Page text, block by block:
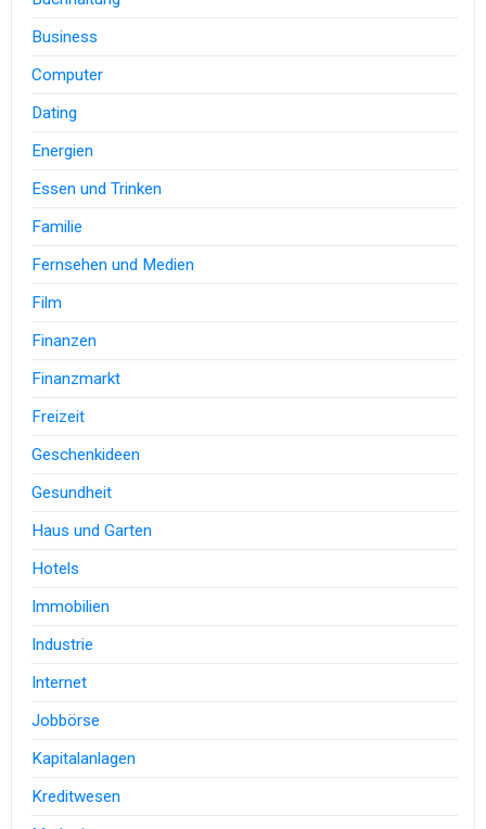
Business
Computer
Dating
Energien
Essen und Trinken
Familie
Fernsehen und Medien
Film
Finanzen
Finanzmarkt
Freizeit
Geschenkideen
Gesundheit
Haus und Garten
Hotels
Immobilien
Industrie
Internet
Jobbörse
Kapitalanlagen
Kreditwesen